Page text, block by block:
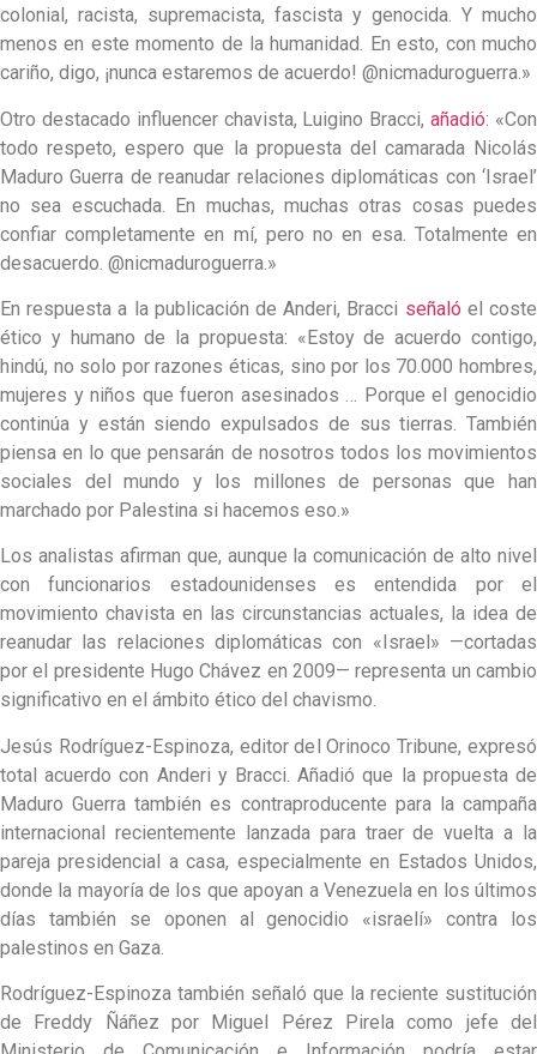
colonial, racista, supremacista, fascista y genocida. Y mucho
menos en este momento de la humanidad. En esto, con mucho
cariño, digo, ¡nunca estaremos de acuerdo! @nicmaduroguerra.»
Otro destacado influencer chavista, Luigino Bracci,añadió: «Con
todo respeto, espero que la propuesta del camarada Nicolás
Maduro Guerra de reanudar relaciones diplomáticas con ‘Israel’
no sea escuchada. En muchas, muchas otras cosas puedes
confiar completamente en mí, pero no en esa. Totalmente en
desacuerdo. @nicmaduroguerra.»
En respuesta a la publicación de Anderi, Bracci señaló el coste
ético y humano de la propuesta: «Estoy de acuerdo contigo,
hindú, no solo por razones éticas, sino por los 70.000 hombres,
mujeres y niños que fueron asesinados … Porque el genocidio
continúa y están siendo expulsados de sus tierras. También
piensa en lo que pensarán de nosotros todos los movimientos
sociales del mundo y los millones de personas que han
marchado por Palestina si hacemos eso.»
Los analistas afirman que, aunque la comunicación de alto nivel
con funcionarios estadounidenses es entendida por el
movimiento chavista en las circunstancias actuales, la idea de
reanudar las relaciones diplomáticas con «Israel» —cortadas
por el presidente Hugo Chávez en 2009— representa un cambio
significativo en el ámbito ético del chavismo.
Jesús Rodríguez-Espinoza, editor del Orinoco Tribune, expresó
total acuerdo con Anderi y Bracci. Añadió que la propuesta de
Maduro Guerra también es contraproducente para la campaña
internacional recientemente lanzada para traer de vuelta a la
pareja presidencial a casa, especialmente en Estados Unidos,
donde la mayoría de los que apoyan a Venezuela en los últimos
días también se oponen al genocidio «israelí» contra los
palestinos en Gaza.
Rodríguez-Espinoza también señaló que la reciente sustitución
de Freddy Ñáñez por Miguel Pérez Pirela como jefe del